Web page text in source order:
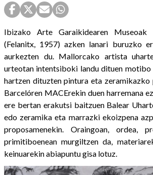
Ibizako Arte Garaikidearen Museoak
(Felanitx, 1957) azken lanari buruzko
aurkezten du. Mallorcako artista
urteotan intentsiboki landu dituen
hartzen dituzten pintura eta zeramikazko
Barcelóren MACErekin duen harremana
ere bertan erakutsi baitzuen Balear
edo zeramika eta marrazki ekoizpena
proposamenekin. Oraingoan, ordea,
primitiboenean murgiltzen da,
keinuarekin abiapuntu gisa lotuz.